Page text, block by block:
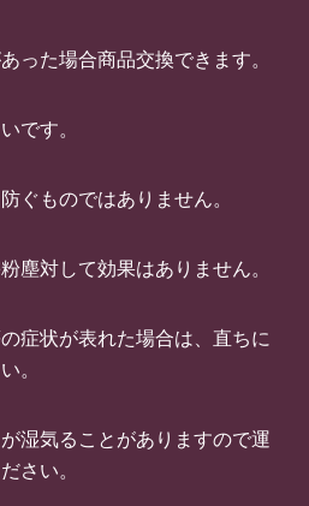
った場合商品交換できます。
です。
ぐものではありません。
塵対して効果はありません。
症状が表れた場合は、直ちに
。
湿気ることがありますので運
さい。